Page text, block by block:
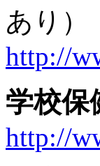
あり
http://
学校
http://